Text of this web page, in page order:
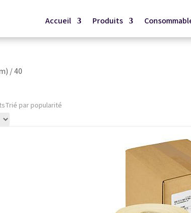
Accueil Produits
/ 40
Trié par popularité